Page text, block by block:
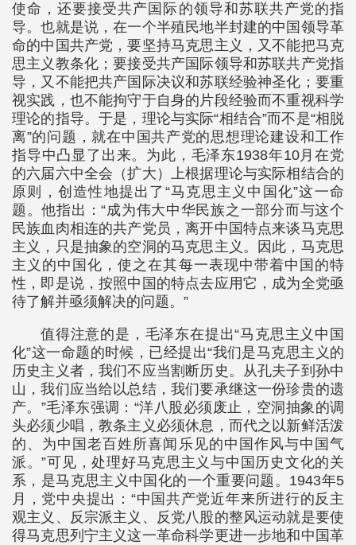
使命，还要接受共产国际的领导和苏联共产党的指
导。也就是说，在一个半殖民地半封建的中国领导革
命的中国共产党，要坚持马克思主义，又不能把马克
思主义教条化；要接受共产国际领导和苏联共产党指
导，又不能把共产国际决议和苏联经验神圣化；要重
视实践，也不能拘守于自身的片段经验而不重视科学
理论的指导。于是，理论与实际“相结合”而不是“相脱
离”的问题，就在中国共产党的思想理论建设和工作
指导中凸显了出来。为此，毛泽东1938年10月在党
的六届六中全会（扩大）上根据理论与实际相结合的
原则，创造性地提出了“马克思主义中国化”这一命
题。他指出：“成为伟大中华民族之一部分而与这个
民族血肉相连的共产党员，离开中国特点来谈马克思
主义，只是抽象的空洞的马克思主义。因此，马克思
主义的中国化，使之在其每一表现中带着中国的特
性，即是说，按照中国的特点去应用它，成为全党亟
待了解并亟须解决的问题。”
值得注意的是，毛泽东在提出“马克思主义中国
化”这一命题的时候，已经提出“我们是马克思主义的
历史主义者，我们不应当割断历史。从孔夫子到孙中
山，我们应当给以总结，我们要承继这一份珍贵的遗
产。”毛泽东强调：“洋八股必须废止，空洞抽象的调
头必须少唱，教条主义必须休息，而代之以新鲜活泼
的、为中国老百姓所喜闻乐见的中国作风与中国气
派。”可见，处理好马克思主义与中国历史文化的关
系，是马克思主义中国化的一个重要问题。1943年5
月，党中央提出：“中国共产党近年来所进行的反主
观主义、反宗派主义、反党八股的整风运动就是要使
得马克思列宁主义这一革命科学更进一步地和中国革